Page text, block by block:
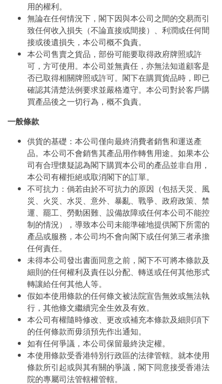
用的權利。
無論在任何情況下，閣下因與本公司之間的交易而引
致任何收入損失（不論直接或間接）、利潤或任何間
接或後遺損失，本公司概不負責。
本公司售賣之貨品，部份可能要取得政府牌照或許
可，方可使用。本公司並無責任，亦無法知道顧客是
否已取得相關牌照或許可。閣下在購買貨品時，即已
確認其清楚法例要求並嚴格遵守。本公司對於客戶購
買產品後之一切行為，概不負責。
一般條款
供貨的基礎：本公司僅向最終消費者銷售和運送產
品。本公司不會銷售其產品用作轉售用途。如果本公
司有合理懷疑認為閣下購買本公司的產品並非自用，
本公司有權拒絕或取消閣下的訂單。
不可抗力：倘若由於不可抗力的原因（包括天災、風
災、火災、水災、意外、暴亂、戰爭、政府政策、禁
運、罷工、勞動困難、設備故障或任何本公司不能控
制的情況），導致本公司未能準確地提供閣下所需的
產品或服務，本公司均不會向閣下或任何第三者承擔
任何責任。
未得本公司發出書面同意之前，閣下不可將本條款及
細則的任何權利及責任以分配、轉送或任何其他形式
轉讓給任何其他人等。
假如本使用條款的任何條文被法院宣告無效或無法執
行，其他條文繼續完全生效及有效。
本公司有權隨時修改、更改或補充本條款及細則項下
的任何條款而毋須預先作出通知。
如有任何爭議，本公司保留最終決定權。
本使用條款受香港特別行政區的法律管轄。就本使用
條款所引起或與其有關的爭議，閣下同意接受香港法
院的專屬司法管轄權管轄。